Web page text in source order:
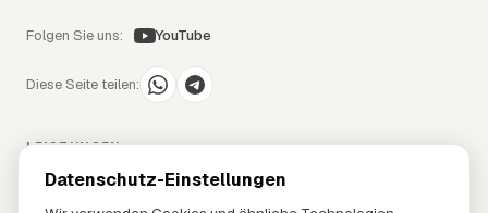
Datenschutz-Einstellungen
Folgen Sie uns: YouTube
Diese Seite teilen:
LEISTUNGEN
Mobilfunk